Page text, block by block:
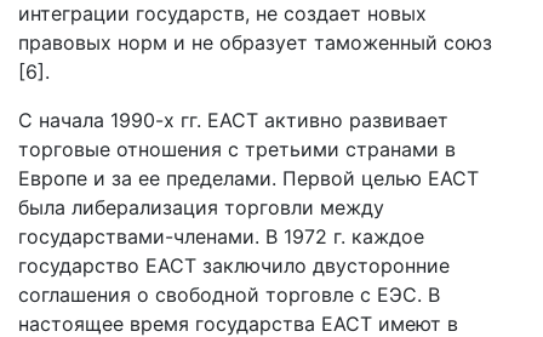
интеграции государств, не создает новых
правовых норм и не образует таможенный союз
[6].
С начала 1990-х гг. ЕАСТ активно развивает
торговые отношения с третьими странами в
Европе и за ее пределами. Первой целью ЕАСТ
была либерализация торговли между
государствами-членами. В 1972 г. каждое
государство ЕАСТ заключило двусторонние
соглашения о свободной торговле с ЕЭС. В
настоящее время государства ЕАСТ имеют в